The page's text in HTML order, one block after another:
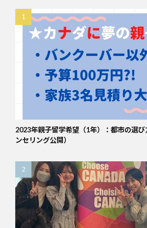
2023年親子留学希望（1年）：都市の選
ンセリング公開）